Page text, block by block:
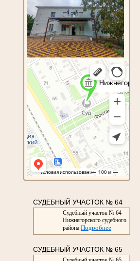
СУДЕБНЫЙ УЧАСТОК № 64
Судебный участок № 64
Нижнегорского судебного
района Подробнее
СУДЕБНЫЙ УЧАСТОК № 65